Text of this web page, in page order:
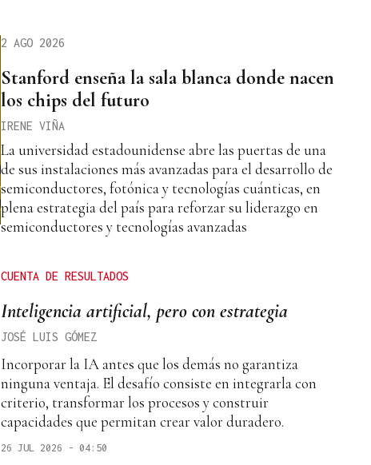
2 AGO 2026
Stanford enseña la sala blanca donde nacen
los chips del futuro
IRENE VIÑA
La universidad estadounidense abre las puertas de una
de sus instalaciones más avanzadas para el desarrollo de
semiconductores, fotónica y tecnologías cuánticas, en
plena estrategia del país para reforzar su liderazgo en
semiconductores y tecnologías avanzadas
CUENTA DE RESULTADOS
Inteligencia artificial, pero con estrategia
JOSÉ LUIS GÓMEZ
Incorporar la IA antes que los demás no garantiza
ninguna ventaja. El desafío consiste en integrarla con
criterio, transformar los procesos y construir
capacidades que permitan crear valor duradero.
26 JUL 2026 - 04:50